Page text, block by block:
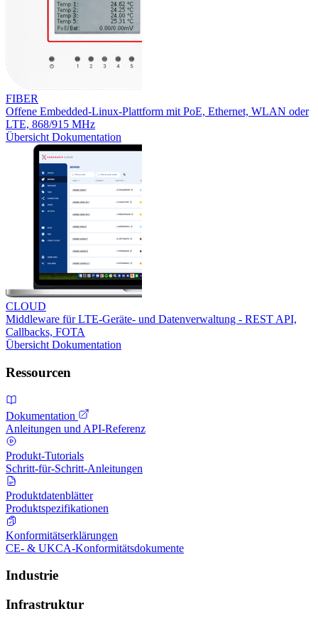
FIBER
Offene Embedded-Linux-Plattform mit PoE, Ethernet, WLAN oder
LTE, 868/915 MHz
Übersicht Dokumentation
CLOUD
Middleware für LTE-Geräte- und Datenverwaltung - REST API,
Callbacks, FOTA
Übersicht Dokumentation
Ressourcen
Dokumentation
Anleitungen und API-Referenz
Produkt-Tutorials
Schritt-für-Schritt-Anleitungen
Produktdatenblätter
Produktspezifikationen
Konformitätserklärungen
CE- & UKCA-Konformitätsdokumente
Industrie
Infrastruktur